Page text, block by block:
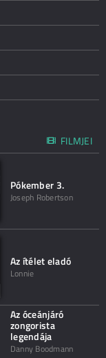
FILMJEI
Pókember 3.
Joseph Robertson
Az ítélet eladó
Lonnie
Az óceánjáró
zongorista
legendája
Danny Boodmann